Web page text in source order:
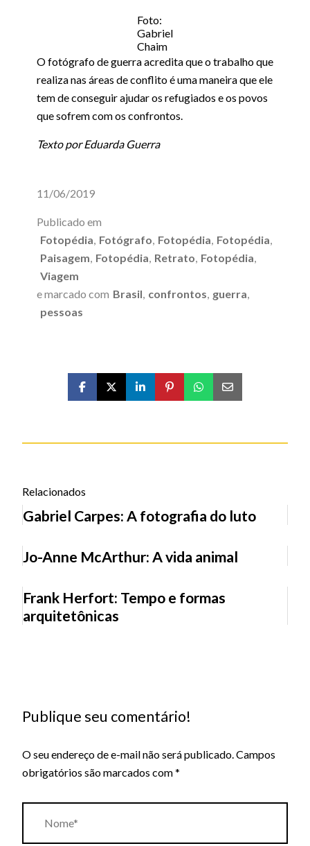
Foto:
Gabriel
Chaim
O fotógrafo de guerra acredita que o trabalho que
realiza nas áreas de conflito é uma maneira que ele
tem de conseguir ajudar os refugiados e os povos
que sofrem com os confrontos.
Texto por Eduarda Guerra
11/06/2019
Publicado em
Fotopédia Fotógrafo Fotopédia Fotopédia
Paisagem Fotopédia Retrato Fotopédia
Viagem
e marcado com Brasil confrontos guerra
pessoas
Relacionados
Gabriel Carpes: A fotografia do luto
Jo-Anne McArthur: A vida animal
Frank Herfort: Tempo e formas
arquitetônicas
Publique seu comentário!
O seu endereço de e-mail não será publicado. Campos
obrigatórios são marcados com*